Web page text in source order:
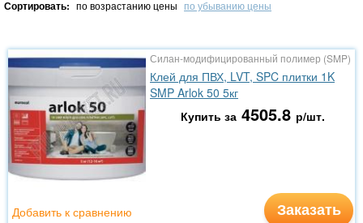
Сортировать: по возрастанию цены по убыванию цены
Силан-модифицированный полимер (SMP)
Клей для ПВХ, LVT, SPC плитки 1K
SMP Arlok 50 5кг
Купить за 4505.8 р/шт.
Заказать
Добавить к сравнению